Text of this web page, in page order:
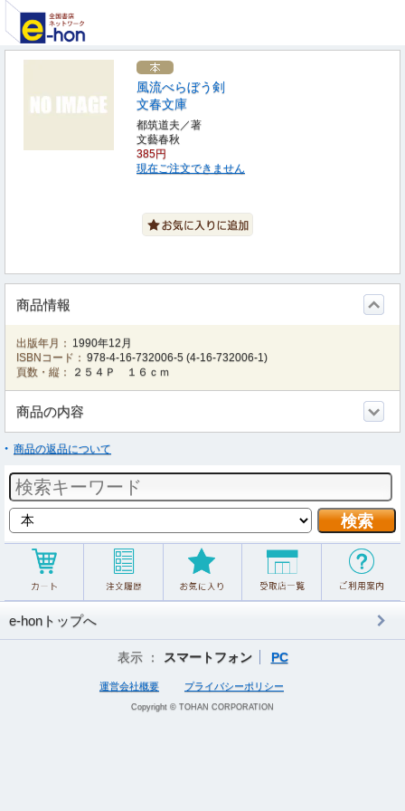
風流べらぼう剣
文春文庫
都筑道夫／著
文藝春秋
385円
現在ご注文できません
商品情報
出版年月： 1990年12月
ISBNコード： 978-4-16-732006-5 (4-16-732006-1)
頁数・縦：
２５４Ｐ １６ｃｍ
商品の内容
商品の返品について
e-honトップへ
表示 ： スマートフォン PC
運営会社概要 プライバシーポリシー
Copyright © TOHAN CORPORATION